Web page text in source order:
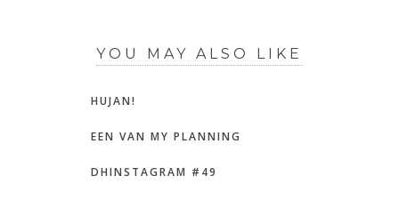
YOU MAY ALSO LIKE
HUJAN!
EEN VAN MY PLANNING
DHINSTAGRAM #49